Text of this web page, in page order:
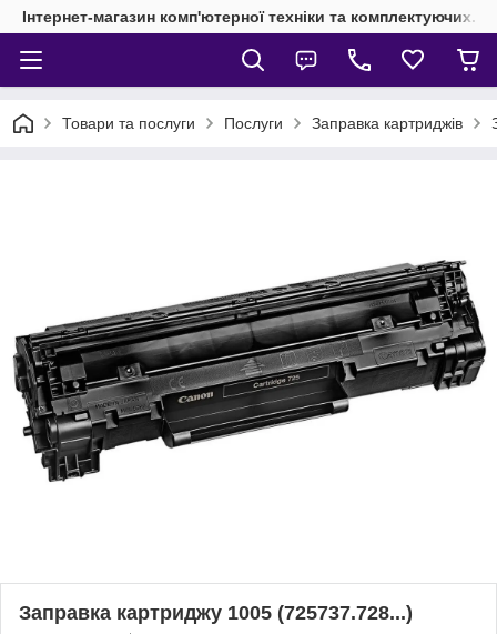
Інтернет-магазин комп'ютерної техніки та комплектуючих.
Товари та послуги Послуги Заправка картриджів
Заправка картриджу 1005 (725737.728...)